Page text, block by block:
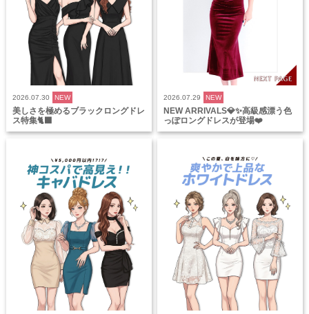
2026.07.30 NEW
美しさを極めるブラックロングドレ
ス特集🐈‍⬛
2026.07.29 NEW
NEW ARRIVALS💎✨高級感漂う色
っぽロングドレスが登場❤️